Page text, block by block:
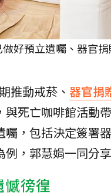
好預立遺囑、器官
推動戒菸、 器官捐
死亡咖啡館活動
，包括決定簽署
例，郭慧娟一同分享
徬徨